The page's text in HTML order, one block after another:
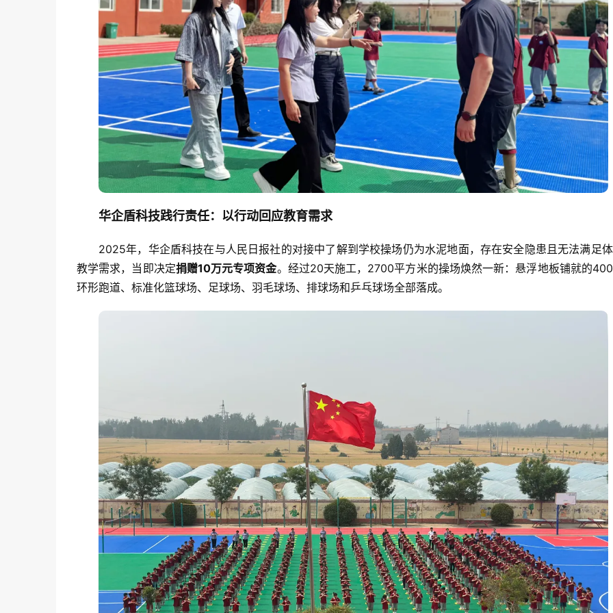
华企盾科技践行责任：以行动回应教育需求
2025年，华企盾科技在与人民日报社的对接中了解到学校操场仍为水泥地面，存在安全隐患且无法满足
教学需求，当即决定捐赠10万元专项资金。经过20天施工，2700平方米的操场焕然一新：悬浮地板铺就的
环形跑道、标准化篮球场、足球场、羽毛球场、排球场和乒乓球场全部落成。